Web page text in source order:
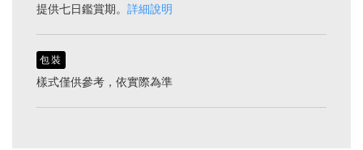
提供七日鑑賞期。 詳細說明
包裝
樣式僅供參考，依實際為準